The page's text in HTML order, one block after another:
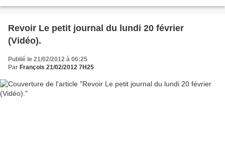
Revoir Le petit journal du lundi 20 février
(Vidéo).
Publié le 21/02/2012 à 06:25
Par François 21/02/2012 7H25